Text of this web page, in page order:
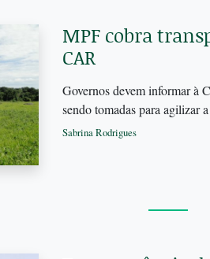
MPF cobra
CAR
Governos devem informar à
sendo tomadas para agilizar
Sabrina Rodrigues